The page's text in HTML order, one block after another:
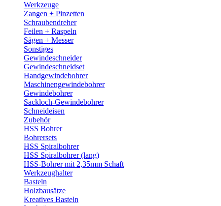
Werkzeuge
Zangen + Pinzetten
Schraubendreher
Feilen + Raspeln
Sägen + Messer
Sonstiges
Gewindeschneider
Gewindeschneidset
Handgewindebohrer
Maschinengewindebohrer
Gewindebohrer
Sackloch-Gewindebohrer
Schneideisen
Zubehör
HSS Bohrer
Bohrersets
HSS Spiralbohrer
HSS Spiralbohrer (lang)
HSS-Bohrer mit 2,35mm Schaft
Werkzeughalter
Basteln
Holzbausätze
Kreatives Basteln